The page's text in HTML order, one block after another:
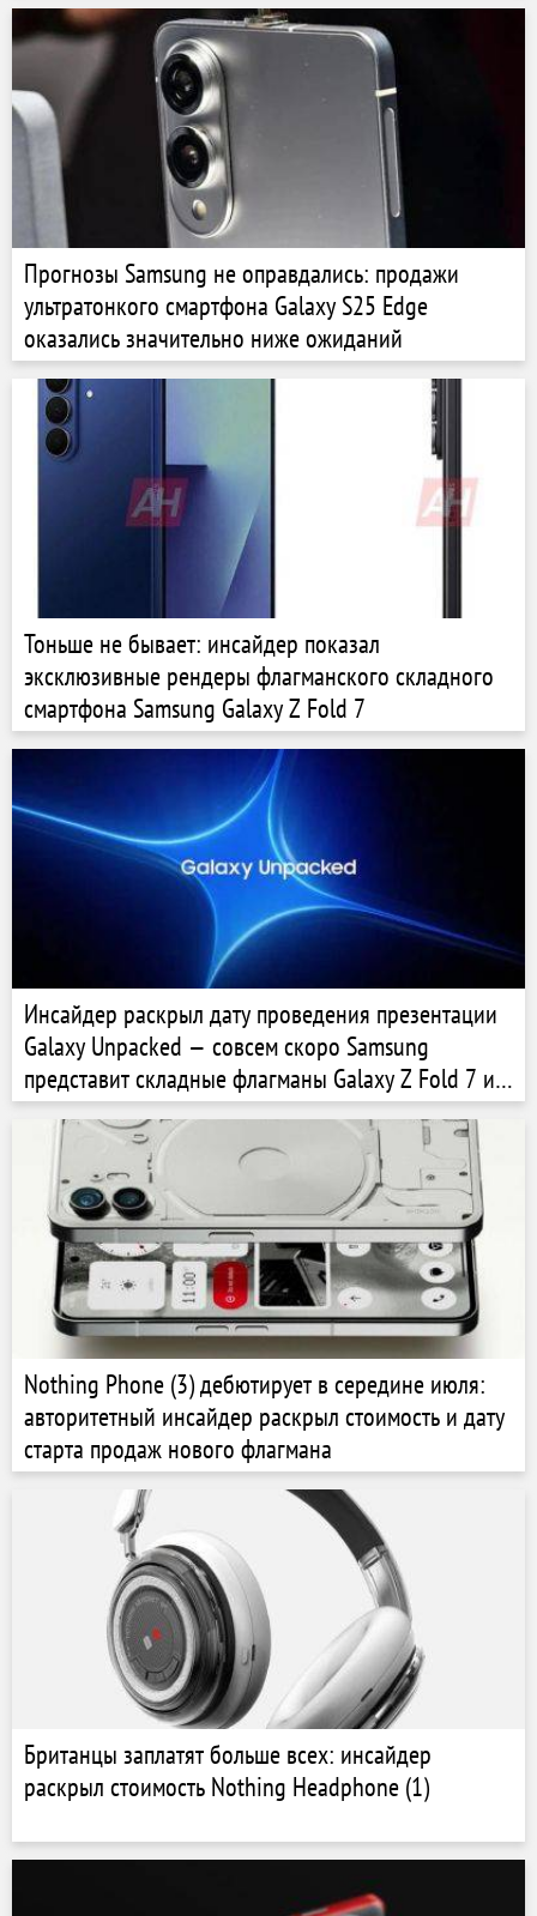
Прогнозы Samsung не оправдались: продажи
ультратонкого смартфона Galaxy S25 Edge
оказались значительно ниже ожиданий
Тоньше не бывает: инсайдер показал
эксклюзивные рендеры флагманского складного
смартфона Samsung Galaxy Z Fold 7
Инсайдер раскрыл дату проведения презентации
Galaxy Unpacked — совсем скоро Samsung
представит складные флагманы Galaxy Z Fold 7 и Z
Flip 7
Nothing Phone (3) дебютирует в середине июля:
авторитетный инсайдер раскрыл стоимость и дату
старта продаж нового флагмана
Британцы заплатят больше всех: инсайдер
раскрыл стоимость Nothing Headphone (1)